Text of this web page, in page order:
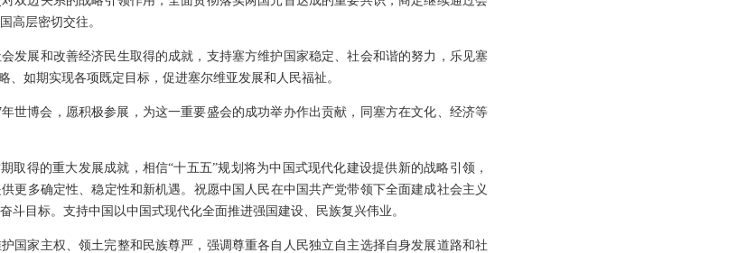
高层密切交往。
发展和改善经济民生取得的成就，支持塞方维护国家稳定、社会和谐的努力，乐见塞
、如期实现各项既定目标，促进塞尔维亚发展和人民福祉。
世博会，愿积极参展，为这一重要盛会的成功举办作出贡献，同塞方在文化、经济等
取得的重大发展成就，相信“十五五”规划将为中国式现代化建设提供新的战略引领，
更多确定性、稳定性和新机遇。祝愿中国人民在中国共产党带领下全面建成社会主义
斗目标。支持中国以中国式现代化全面推进强国建设、民族复兴伟业。
国家主权、领土完整和民族尊严，强调尊重各自人民独立自主选择自身发展道路和社